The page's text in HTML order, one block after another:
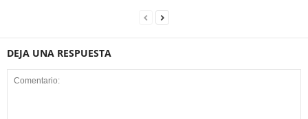
DEJA UNA RESPUESTA